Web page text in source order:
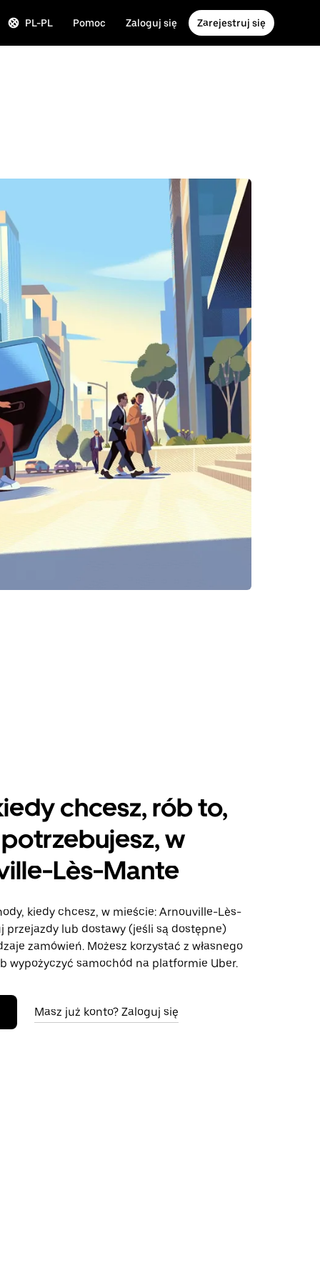
PL-PL Pomoc Zaloguj się Zarejestruj się
chcesz, rób to,
w
Lès-Mante
kiedy chcesz, w mieście: Arnouville-Lès-
przejazdy lub dostawy (jeśli są dostępne)
zamówień. Możesz korzystać z własnego
wypożyczyć samochód na platformie Uber.
Masz już konto? Zaloguj się